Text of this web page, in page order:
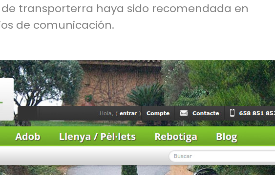
transporterra haya sido recomendada en
de comunicación.